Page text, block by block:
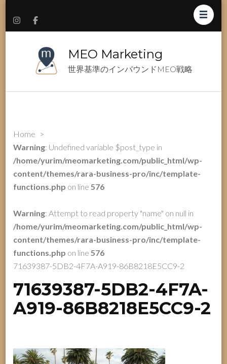
MEO Marketing
世界基準のインバウンドMEO戦略
Home >
Warning: Undefined variable $post_type in
/home/yurim/meomarketing.com/public_html/wp-
content/themes/rara-business-pro/inc/template-
functions.php on line576
Warning: Attempt to read property "name" on null in
/home/yurim/meomarketing.com/public_html/wp-
content/themes/rara-business-pro/inc/template-
functions.php on line576
71639387-5DB2-4F7A-A919-86B8218E5CC9-2
71639387-5DB2-4F7A-
A919-86B8218E5CC9-2